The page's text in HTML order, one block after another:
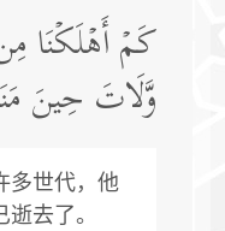
كَمۡ أَهۡلَكۡنَا
وَّلَاتَ حِینَ
多世代，他
去了。